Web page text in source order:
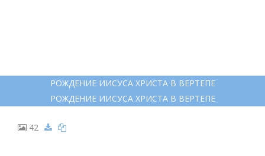
РОЖДЕНИЕ ИИСУСА ХРИСТА В ВЕРТЕПЕ
РОЖДЕНИЕ ИИСУСА ХРИСТА В ВЕРТЕПЕ
42